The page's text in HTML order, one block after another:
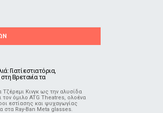
Γιατί εστιατόρια,
Βρετανία τα
Τζέρεμι Κινγκ ως την αλυσίδα
όμιλο ATG Theatres, ολοένα
εστίασης και ψυχαγωγίας
στα Ray-Ban Meta glasses.